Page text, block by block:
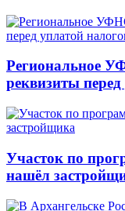
Региональное
реквизиты
Участок по
нашёл